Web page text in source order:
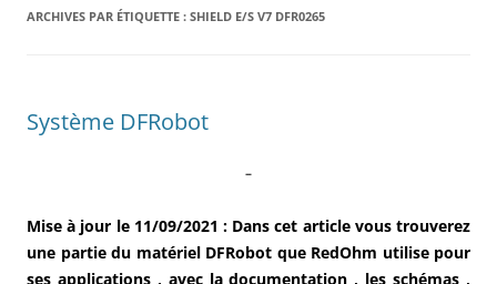
ARCHIVES PAR ÉTIQUETTE : SHIELD E/S V7 DFR0265
Système DFRobot
–
Mise à jour le 11/09/2021 : Dans cet article vous trouverez
une partie du matériel DFRobot que RedOhm utilise pour
ses applications , avec la documentation , les schémas ,